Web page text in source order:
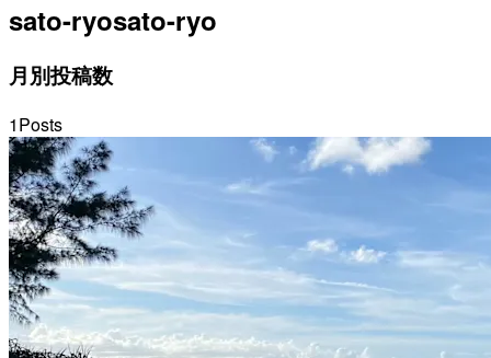
sato-ryosato-ryo
月別投稿数
1Posts